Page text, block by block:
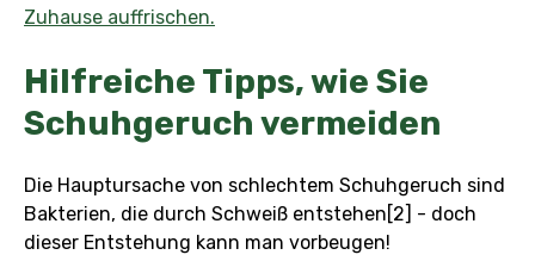
Zuhause auffrischen.
Hilfreiche Tipps, wie Sie
Schuhgeruch vermeiden
Die Hauptursache von schlechtem Schuhgeruch sind
Bakterien, die durch Schweiß entstehen[2] - doch
dieser Entstehung kann man vorbeugen!